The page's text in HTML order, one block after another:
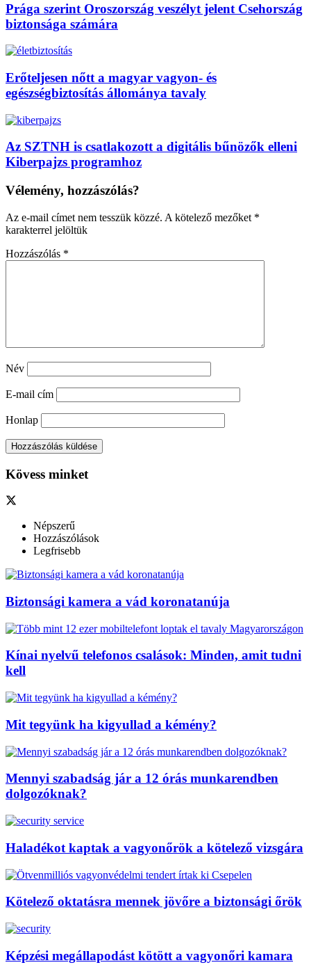
Prága szerint Oroszország veszélyt jelent Csehország
biztonsága számára
Erőteljesen nőtt a magyar vagyon- és
egészségbiztosítás állománya tavaly
Az SZTNH is csatlakozott a digitális bűnözők elleni
Kiberpajzs programhoz
Vélemény, hozzászólás?
Az e-mail címet nem tesszük közzé. A kötelező mezőket *
karakterrel jelöltük
Hozzászólás *
Név
E-mail cím
Honlap
Kövess minket
Népszerű
Hozzászólások
Legfrisebb
Biztonsági kamera a vád koronatanúja
Kínai nyelvű telefonos csalások: Minden, amit tudni
kell
Mit tegyünk ha kigyullad a kémény?
Mennyi szabadság jár a 12 órás munkarendben
dolgozóknak?
Haladékot kaptak a vagyonőrök a kötelező vizsgára
Kötelező oktatásra mennek jövőre a biztonsági őrök
Képzési megállapodást kötött a vagyonőri kamara